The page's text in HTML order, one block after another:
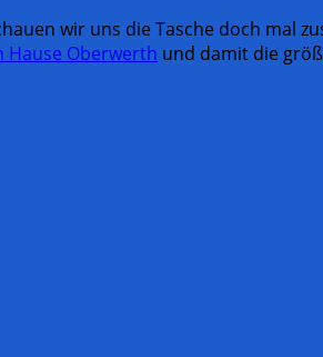
wir uns die Tasche doch mal
Hause Oberwerth und damit die